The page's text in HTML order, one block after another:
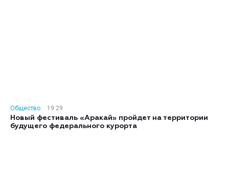
Общество
19:29
Новый фестиваль «Аракай» пройдет на территории
будущего федерального курорта